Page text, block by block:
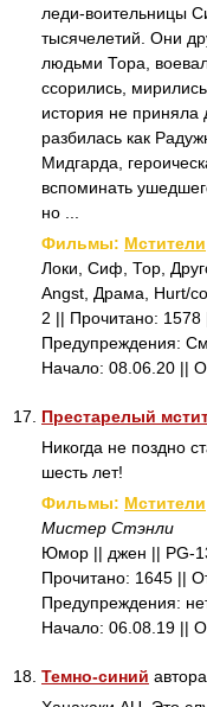
леди-воительницы
тысячелетий. Они
людьми Тора,
ссорились,
история не приняла
разбилась как
Мидгарда,
вспоминать
но ...
Фильмы: Мстители
Локи, Сиф, Тор,
Angst, Драма, Hurt/
2 || Прочитано: 1578
Предупреждения:
Начало: 08.06.20 ||
17. Престарелый
Никогда не поздно
шесть лет!
Фильмы: Мстители
Мистер Стэнли
Юмор || джен || PG-
Прочитано: 1645 ||
Предупреждения:
Начало: 06.08.19 ||
18. Темно-синий автора